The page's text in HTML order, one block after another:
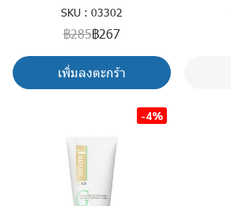
SKU : 03302
฿285฿267
เพิ่มลงตะกร้า
-4%